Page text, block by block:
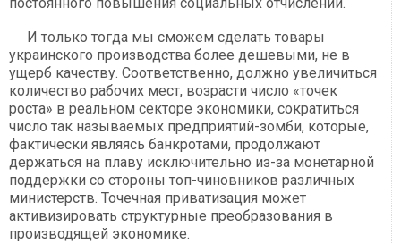
И только тогда мы сможем сделать товары
украинского производства более дешевыми, не в
ущерб качеству. Соответственно, должно увеличиться
количество рабочих мест, возрасти число «точек
роста» в реальном секторе экономики, сократиться
число так называемых предприятий-зомби, которые,
фактически являясь банкротами, продолжают
держаться на плаву исключительно из-за монетарной
поддержки со стороны топ-чиновников различных
министерств. Точечная приватизация может
активизировать структурные преобразования в
производящей экономике.